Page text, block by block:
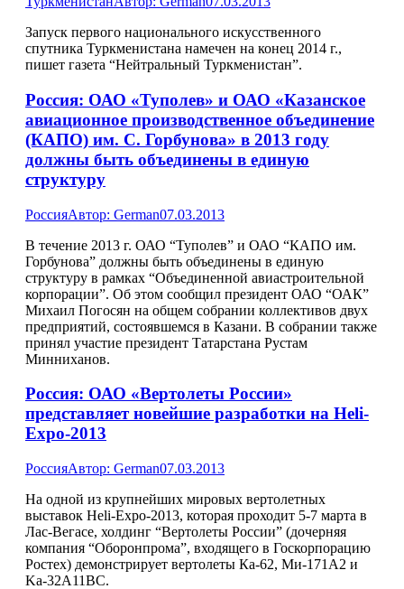
Запуск первого национального искусственного
спутника Туркменистана намечен на конец 2014 г.,
пишет газета “Нейтральный Туркменистан”.
Россия: ОАО «Туполев» и ОАО «Казанское
авиационное производственное объединение
(КАПО) им. С. Горбунова» в 2013 году
должны быть объединены в единую
структуру
РоссияАвтор: German07.03.2013
В течение 2013 г. ОАО “Туполев” и ОАО “КАПО им.
Горбунова” должны быть объединены в единую
структуру в рамках “Объединенной авиастроительной
корпорации”. Об этом сообщил президент ОАО “ОАК”
Михаил Погосян на общем собрании коллективов двух
предприятий, состоявшемся в Казани. В собрании также
принял участие президент Татарстана Рустам
Минниханов.
Россия: ОАО «Вертолеты России»
представляет новейшие разработки на Heli-
Expo-2013
РоссияАвтор: German07.03.2013
На одной из крупнейших мировых вертолетных
выставок Heli-Expo-2013, которая проходит 5-7 марта в
Лас-Вегасе, холдинг “Вертолеты России” (дочерняя
компания “Оборонпрома”, входящего в Госкорпорацию
Ростех) демонстрирует вертолеты Ка-62, Ми-171А2 и
Ka-32A11BC.